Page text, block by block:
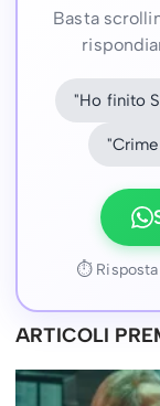
Basta
"Ho finito
⏱ Risposta
ARTICOLI